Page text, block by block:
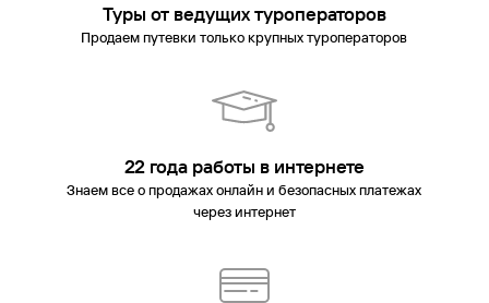
Туры от ведущих туроператоров
Продаем путевки только крупных туроператоров
22 года работы в интернете
Знаем все о продажах онлайн и безопасных платежах
через интернет